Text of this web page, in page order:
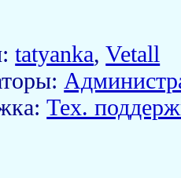
tatyanka,Vetall
Тех.